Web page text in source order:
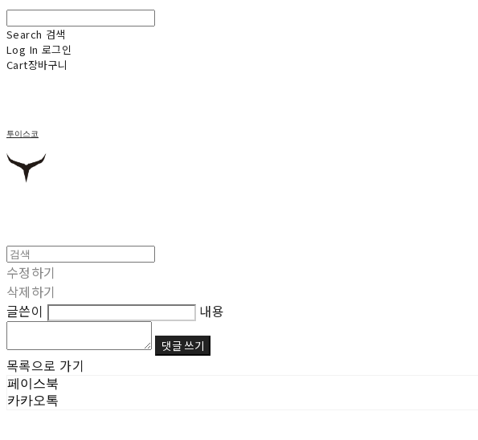
Search 검색
Log In 로그인
Cart장바구니
투이스코
수정하기
삭제하기
글쓴이
내용
댓글 쓰기
목록으로 가기
페이스북
카카오톡